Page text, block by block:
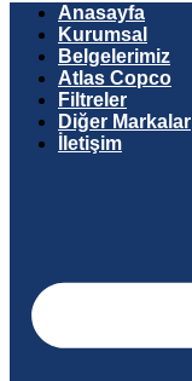
Anasayfa
Kurumsal
Belgelerimiz
Atlas Copco
Filtreler
Diğer Markalar
İletişim